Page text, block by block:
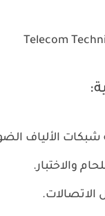
Telecom
شبكات الألياف
والاختبار.
الاتصالات.